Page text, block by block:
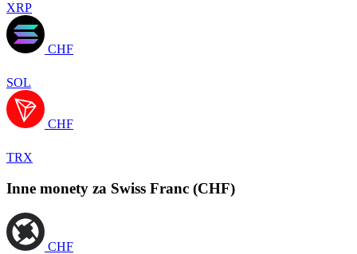
XRP
CHF
SOL
CHF
TRX
Inne monety za Swiss Franc (CHF)
CHF